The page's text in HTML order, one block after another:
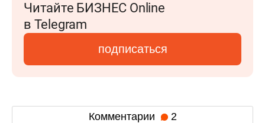
Читайте БИЗНЕС Online
в Telegram
подписаться
Комментарии 2